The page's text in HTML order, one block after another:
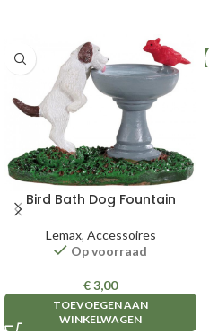
Bird Bath Dog Fountain
Lemax, Accessoires
Op voorraad
€3,00
TOEVOEGEN AAN
WINKELWAGEN